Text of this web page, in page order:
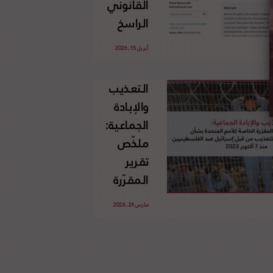
الإسرائيلي
غير
القانوني
الفلسطينية
القانوني
الراسخ
للاجئين
وحقهم
في العودة
بموجب
القانون
الدولي
أبريل 15, 2026
التعذيب
والإبادة
الجماعية:
ملخّص
تقرير
المقرّرة
الخاصة
مارس 24, 2026